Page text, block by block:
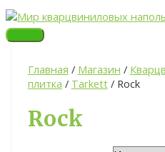
Перейти
к
содержимому
МЕНЮ
Главная / Магазин /
плитка / Tarkett/ Rock
Rock